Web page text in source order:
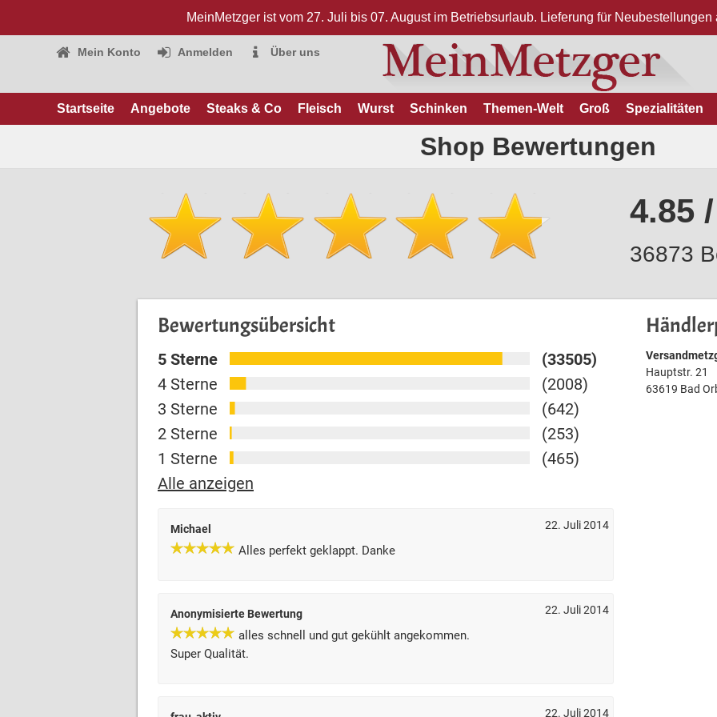
MeinMetzger ist vom 27. Juli bis 07. August im Betriebsurlaub. Lieferung für
Mein Konto Anmelden Über uns
Startseite Angebote Steaks & Co Fleisch Wurst Schinken Themen-Welt Groß Spezialitäten
Shop Bewertungen
4.85
36873
Bewertungsübersicht
5 Sterne
(33505)
4 Sterne
(2008)
3 Sterne
(642)
2 Sterne
(253)
1 Sterne
(465)
Alle anzeigen
Michael 22. Juli 2014
Alles perfekt geklappt. Danke
Anonymisierte Bewertung 22. Juli 2014
alles schnell und gut gekühlt angekommen.
Super Qualität.
22. Juli 2014
Hauptstr. 21
63619 Bad